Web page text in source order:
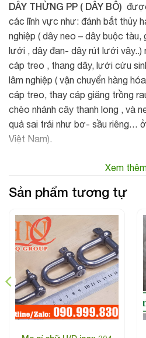
DÂY THỪNG PP ( DÂY BÔ)
các lĩnh vực như: đánh bắt thủy
nghiệp ( dây neo – dây buộc
lưới , dây đan- dây rút lưới vây..)
cáp treo , thang dây, lưới cứu
lâm nghiệp ( vận chuyển hàng
cáp treo, thay cáp giăng trồng
chèo nhánh cây thanh long , và
quả sai trái như bơ- sầu riêng…
Việt Nam).
Xem
Sản phẩm tương tự